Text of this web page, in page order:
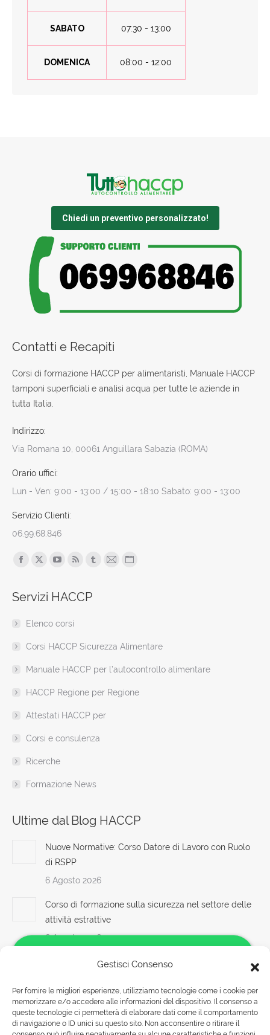
Gestisci Consenso
Per fornire le migliori esperienze, utilizziamo tecnologie come i cookie per
memorizzare e/o accedere alle informazioni del dispositivo. Il consenso a
queste tecnologie ci permetterà di elaborare dati come il comportamento
di navigazione o ID unici su questo sito. Non acconsentire o ritirare il
SABATO 07:30 - 13:00
DOMENICA 08:00 - 12:00
Chiedi un preventivo personalizzato!
Contatti e Recapiti
Corsi di formazione HACCP per alimentaristi, Manuale HACCP
tamponi superficiali e analisi acqua per tutte le aziende in
tutta Italia.
Indirizzo:
Via Romana 10, 00061 Anguillara Sabazia (ROMA)
Orario uffici:
Lun - Ven: 9:00 - 13:00 / 15:00 - 18:10 Sabato: 9:00 - 13:00
Servizio Clienti:
06.99.68.846
Find us on:
Facebook
opens
new
window
X
opens
new
window
opens
new
window
opens
window
Tumblr
window
Mail
window
Sito
new
Servizi HACCP
Elenco corsi
Corsi HACCP Sicurezza Alimentare
Manuale HACCP per l’autocontrollo alimentare
HACCP Regione per Regione
Attestati HACCP per
Corsi e consulenza
Ricerche
Formazione News
Ultime dal Blog HACCP
Nuove Normative: Corso Datore di Lavoro con Ruolo
di RSPP
6 Agosto 2026
Corso di formazione sulla sicurezza nel settore delle
attività estrattive
6 Agosto 2026
Come garantire che il datore di lavoro sia a
sul lavoro senza un RSPP interno? Nuovo accordo
stato regioni 2025 corso formatori videoconferenza
fad aula online corso formatori rspp rls rlst preposto
Salve!
Come possiamo aiutarti?